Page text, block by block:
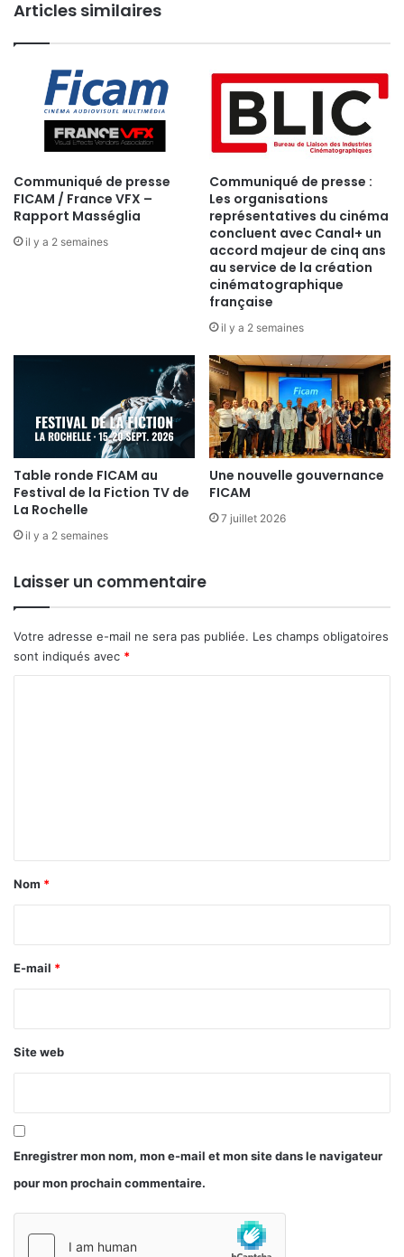
Articles similaires
Communiqué de presse
FICAM / France VFX –
Rapport Masséglia
il y a 2 semaines
Communiqué de presse :
Les organisations
représentatives du cinéma
concluent avec Canal+ un
accord majeur de cinq ans
au service de la création
cinématographique
française
il y a 2 semaines
Table ronde FICAM au
Festival de la Fiction TV de
La Rochelle
il y a 2 semaines
Une nouvelle gouvernance
FICAM
7 juillet 2026
Laisser un commentaire
Votre adresse e-mail ne sera pas publiée. Les champs obligatoires
sont indiqués avec *
a
i
*
Nom *
E-mail *
Site web
Enregistrer mon nom, mon e-mail et mon site dans le navigateur
pour mon prochain commentaire.